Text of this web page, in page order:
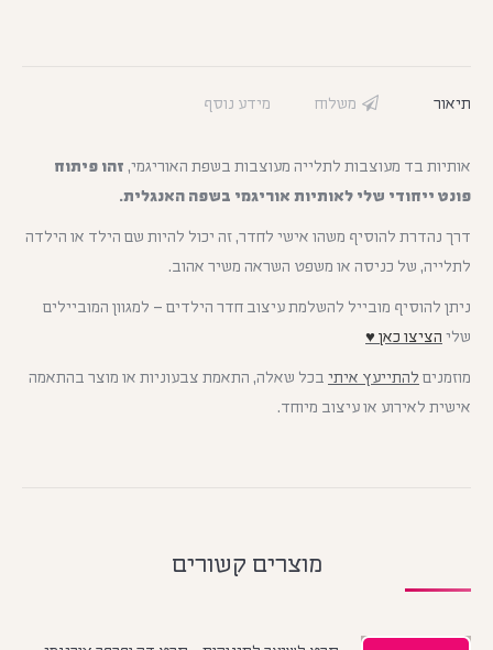
תיאור משלוח מידע נוסף
אותיות בד מעוצבות לתלייה מעוצבות בשפת האוריגמי, זהו פיתוח
פונט ייחודי שלי לאותיות אוריגמי בשפה האנגלית.
דרך נהדרת להוסיף משהו אישי לחדר, זה יכול להיות שם הילד או הילדה
לתלייה, של כניסה או משפט השראה משיר אהוב.
ניתן להוסיף מובייל להשלמת עיצוב חדר הילדים – למגוון המוביילים
שלי הציצו כאן ♥
מוזמנים להתייעץ איתי בכל שאלה, התאמת צבעוניות או מוצר בהתאמה
אישית לאירוע או עיצוב מיוחד.
מוצרים קשורים